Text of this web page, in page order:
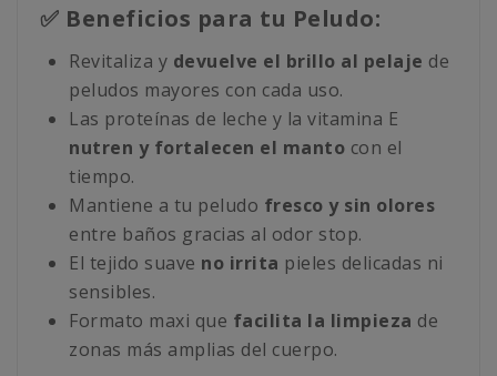
✅ Beneficios para tu Peludo:
Revitaliza y devuelve el brillo al pelaje de
peludos mayores con cada uso.
Las proteínas de leche y la vitamina E
nutren y fortalecen el manto con el
tiempo.
Mantiene a tu peludo fresco y sin olores
entre baños gracias al odor stop.
El tejido suave no irrita pieles delicadas ni
sensibles.
Formato maxi que facilita la limpieza de
zonas más amplias del cuerpo.